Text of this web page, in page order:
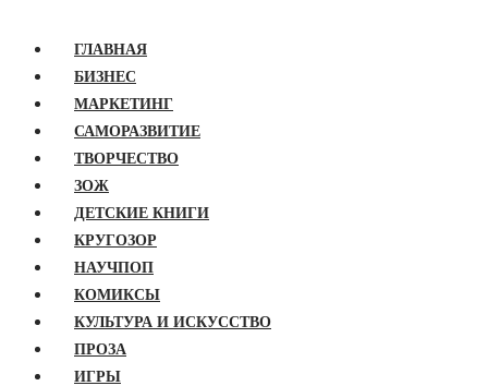
ГЛАВНАЯ
БИЗНЕС
МАРКЕТИНГ
САМОРАЗВИТИЕ
ТВОРЧЕСТВО
ЗОЖ
ДЕТСКИЕ КНИГИ
КРУГОЗОР
НАУЧПОП
КОМИКСЫ
КУЛЬТУРА И ИСКУССТВО
ПРОЗА
ИГРЫ